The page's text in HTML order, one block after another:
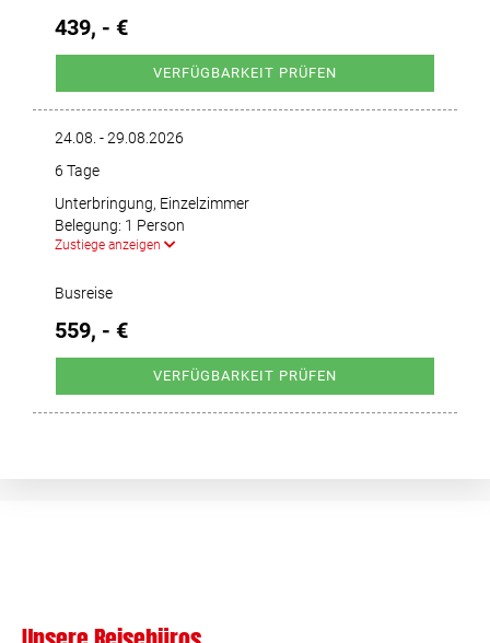
439, - €
VERFÜGBARKEIT PRÜFEN
24.08. - 29.08.2026
6 Tage
Unterbringung, Einzelzimmer
Belegung: 1 Person
Zustiege anzeigen
Busreise
559, - €
VERFÜGBARKEIT PRÜFEN